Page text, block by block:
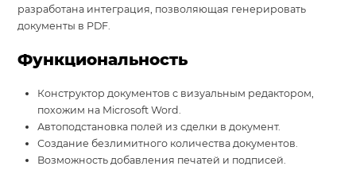
разработана интеграция, позволяющая генерировать
документы в PDF.
Функциональность
Конструктор документов с визуальным редактором,
похожим на Microsoft Word.
Автоподстановка полей из сделки в документ.
Создание безлимитного количества документов.
Возможность добавления печатей и подписей.